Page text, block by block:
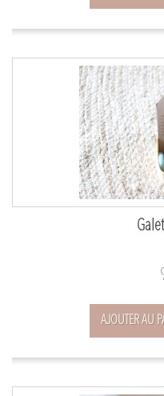
AJOUTER AU